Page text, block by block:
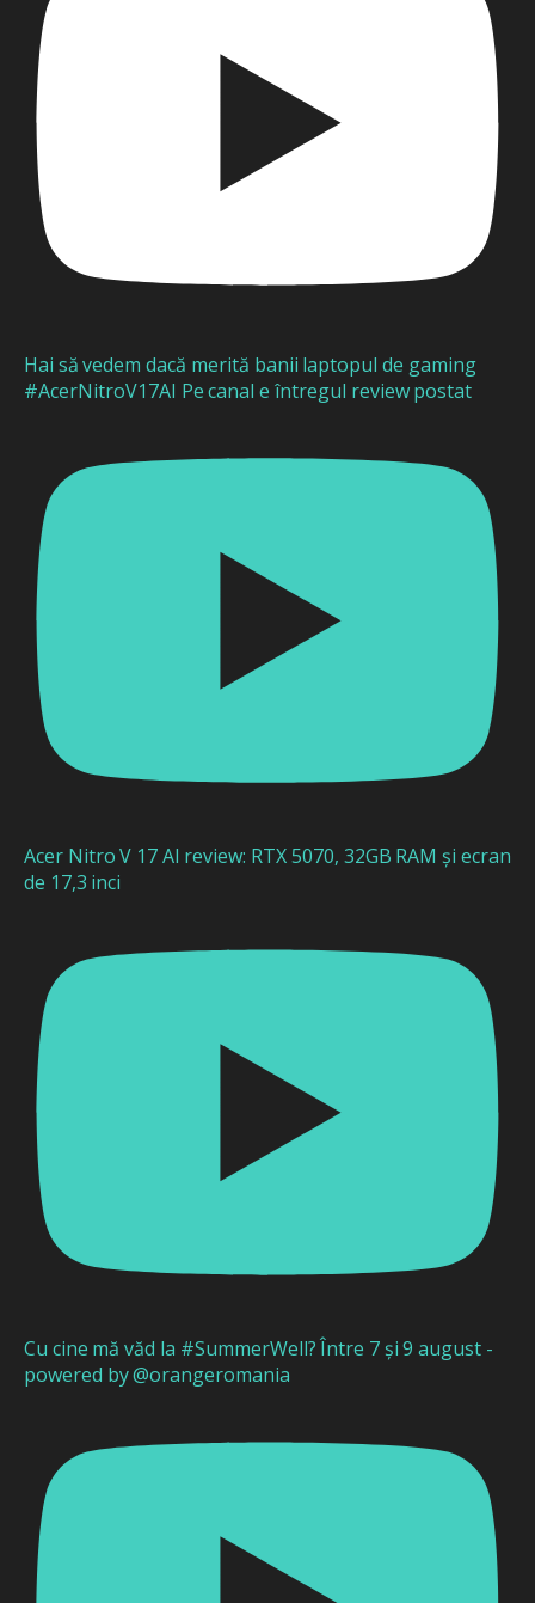
Hai să vedem dacă merită banii laptopul de gaming
#AcerNitroV17AI Pe canal e întregul review postat
Acer Nitro V 17 AI review: RTX 5070, 32GB RAM și ecran
de 17,3 inci
Cu cine mă văd la #SummerWell? Între 7 și 9 august -
powered by @orangeromania